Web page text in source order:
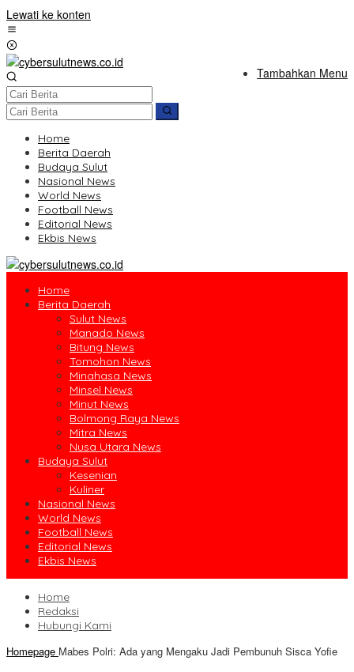
Lewati ke konten
Tambahkan Menu
Home
Berita Daerah
Budaya Sulut
Nasional News
World News
Football News
Editorial News
Ekbis News
Home
Berita Daerah
Sulut News
Manado News
Bitung News
Tomohon News
Minahasa News
Minsel News
Minut News
Bolmong Raya News
Mitra News
Nusa Utara News
Budaya Sulut
Kesenian
Kuliner
Nasional News
World News
Football News
Editorial News
Ekbis News
Home
Redaksi
Hubungi Kami
Homepage Mabes Polri: Ada yang Mengaku Jadi Pembunuh Sisca Yofie